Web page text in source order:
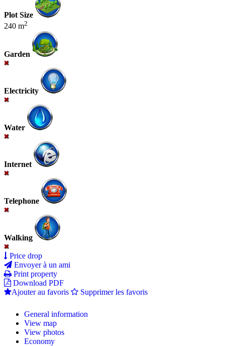
Plot Size
240 m2
Garden
Electricity
Water
Internet
Telephone
Walking
Price drop
Envoyer à un ami
Print property
Download PDF
Ajouter au favoris
Supprimer les favoris
General information
View map
View photos
Economy